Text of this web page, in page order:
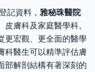
記資料， 雅秘珠醫院
膚科及家庭醫學科。
更宏觀、更全面的醫學
科醫生可以精準評估膚
部解剖結構有著深刻的